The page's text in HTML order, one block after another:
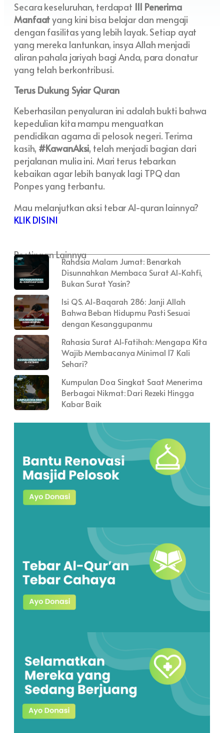
Secara keseluruhan, terdapat 111 Penerima
Manfaatyang kini bisa belajar dan mengaji
dengan fasilitas yang lebih layak. Setiap ayat
yang mereka lantunkan, insya Allah menjadi
aliran pahala jariyah bagi Anda, para donatur
yang telah berkontribusi.
Terus Dukung Syiar Quran
Keberhasilan penyaluran ini adalah bukti bahwa
kepedulian kita mampu menguatkan
pendidikan agama di pelosok negeri. Terima
kasih, #KawanAksi, telah menjadi bagian dari
perjalanan mulia ini. Mari terus tebarkan
kebaikan agar lebih banyak lagi TPQ dan
Ponpes yang terbantu.
Mau melanjutkan aksi tebar Al-quran lainnya?
KLIK DISINI
Postingan Lainnya
Rahasia Malam Jumat: Benarkah
Disunnahkan Membaca Surat Al-Kahfi,
Bukan Surat Yasin?
Isi QS. Al-Baqarah 286: Janji Allah
Bahwa Beban Hidupmu Pasti Sesuai
dengan Kesanggupanmu
Rahasia Surat Al-Fatihah: Mengapa Kita
Wajib Membacanya Minimal 17 Kali
Sehari?
Kumpulan Doa Singkat Saat Menerima
Berbagai Nikmat: Dari Rezeki Hingga
Kabar Baik